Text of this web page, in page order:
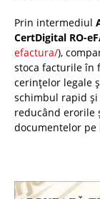
Prin intermediul
CertDigital RO-
efactura/),
stoca facturile în
cerințelor legale
schimbul rapid
reducând erorile
documentelor pe